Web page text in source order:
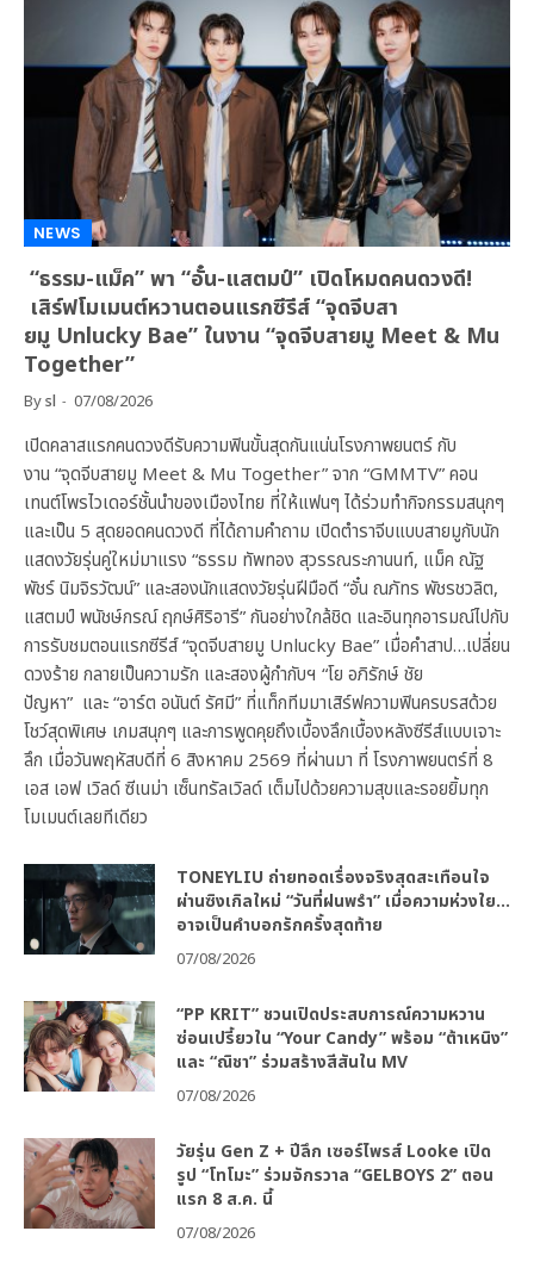
NEWS
“ธรรม-แม็ค” พา “อั๋น-แสตมป์” เปิดโหมดคนดวงดี!
เสิร์ฟโมเมนต์หวานตอนแรกซีรีส์ “จุดจีบสา
ยมู Unlucky Bae” ในงาน “จุดจีบสายมู Meet & Mu
Together”
Bysl 07/08/2026
เปิดคลาสแรกคนดวงดีรับความฟินขั้นสุดกันแน่นโรงภาพยนตร์ กับ
งาน “จุดจีบสายมู Meet & Mu Together” จาก “GMMTV” คอน
เทนต์โพรไวเดอร์ชั้นนำของเมืองไทย ที่ให้แฟนๆ ได้ร่วมทำกิจกรรมสนุกๆ
และเป็น 5 สุดยอดคนดวงดี ที่ได้ถามคำถาม เปิดตำราจีบแบบสายมูกับนัก
แสดงวัยรุ่นคู่ใหม่มาแรง “ธรรม ทัพทอง สุวรรณระกานนท์, แม็ค ณัฐ
พัชร์ นิมจิรวัฒน์” และสองนักแสดงวัยรุ่นฝีมือดี “อั๋น ณภัทร พัชรชวลิต,
แสตมป์ พนัชษ์กรณ์ ฤกษ์ศิริอารี” กันอย่างใกล้ชิด และอินทุกอารมณ์ไปกับ
การรับชมตอนแรกซีรีส์ “จุดจีบสายมู Unlucky Bae” เมื่อคำสาป…เปลี่ยน
ดวงร้าย กลายเป็นความรัก และสองผู้กำกับฯ “โย อภิรักษ์ ชัย
ปัญหา” และ “อาร์ต อนันต์ รัศมี” ที่แท็กทีมมาเสิร์ฟความฟินครบรสด้วย
โชว์สุดพิเศษ เกมสนุกๆ และการพูดคุยถึงเบื้องลึกเบื้องหลังซีรีส์แบบเจาะ
ลึก เมื่อวันพฤหัสบดีที่ 6 สิงหาคม 2569 ที่ผ่านมา ที่ โรงภาพยนตร์ที่ 8
เอส เอฟ เวิลด์ ซีเนม่า เซ็นทรัลเวิลด์ เต็มไปด้วยความสุขและรอยยิ้มทุก
โมเมนต์เลยทีเดียว
TONEYLIU ถ่ายทอดเรื่องจริงสุดสะเทือนใจ
ผ่านซิงเกิลใหม่ “วันที่ฝนพรำ” เมื่อความห่วงใย…
อาจเป็นคำบอกรักครั้งสุดท้าย
07/08/2026
“PP KRIT” ชวนเปิดประสบการณ์ความหวาน
ซ่อนเปรี้ยวใน “Your Candy” พร้อม “ต้าเหนิง”
และ “ณิชา” ร่วมสร้างสีสันใน MV
07/08/2026
วัยรุ่น Gen Z + ปีลึก เซอร์ไพรส์ Looke เปิด
รูป “โทโมะ” ร่วมจักรวาล “GELBOYS 2” ตอน
แรก 8 ส.ค. นี้
07/08/2026